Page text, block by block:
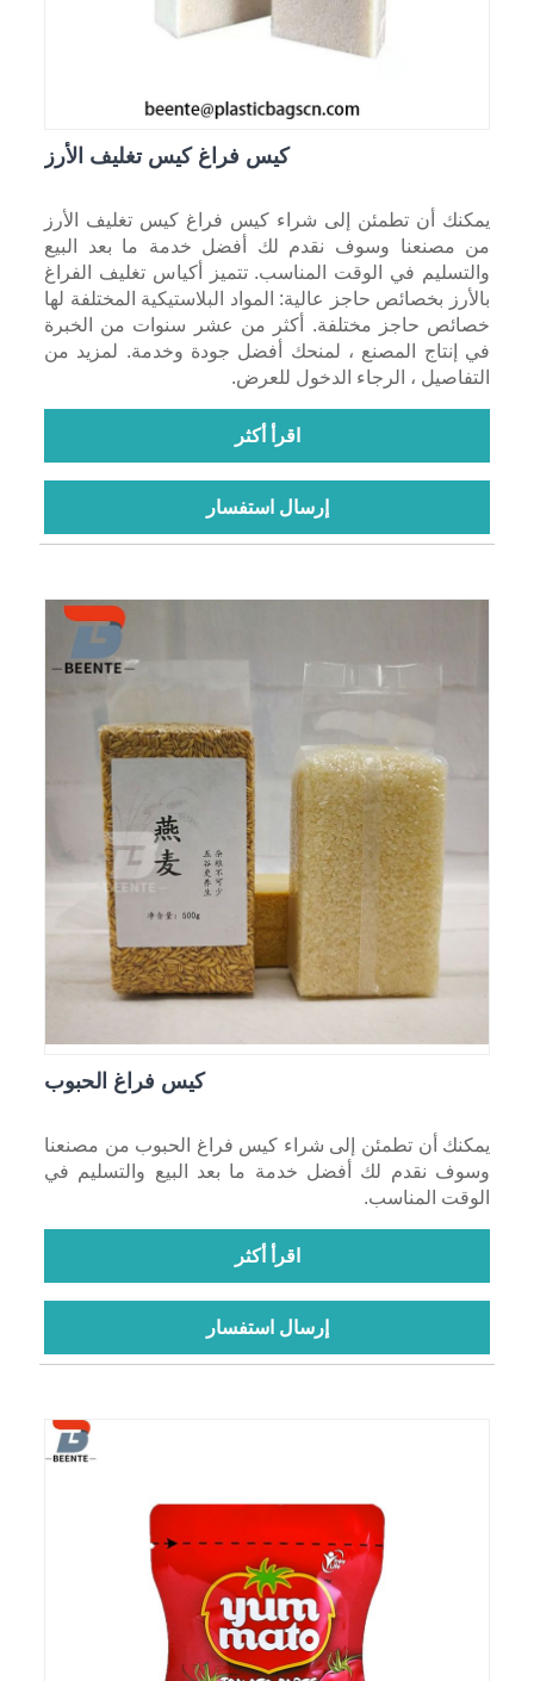
كيس فراغ كيس تغليف الأرز
يمكنك أن تطمئن إلى شراء كيس فراغ كيس تغليف الأرز
من مصنعنا وسوف نقدم لك أفضل خدمة ما بعد البيع
والتسليم في الوقت المناسب. تتميز أكياس تغليف الفراغ
بالأرز بخصائص حاجز عالية: المواد البلاستيكية المختلفة لها
خصائص حاجز مختلفة. أكثر من عشر سنوات من الخبرة
في إنتاج المصنع ، لمنحك أفضل جودة وخدمة. لمزيد من
التفاصيل ، الرجاء الدخول للعرض.
اقرأ أكثر
إرسال استفسار
كيس فراغ الحبوب
يمكنك أن تطمئن إلى شراء كيس فراغ الحبوب من مصنعنا
وسوف نقدم لك أفضل خدمة ما بعد البيع والتسليم في
الوقت المناسب.
اقرأ أكثر
إرسال استفسار